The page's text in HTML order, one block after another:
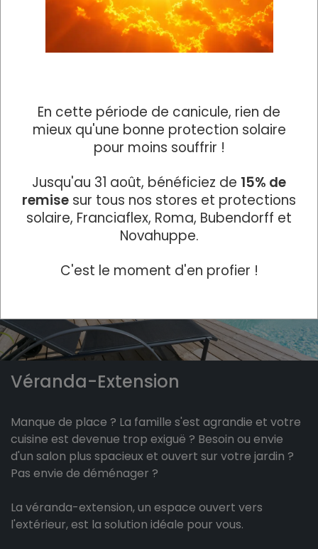
Véranda-Extension
Manque de place ? La famille s'est agrandie et votre
cuisine est devenue trop exiguë ? Besoin ou envie
d'un salon plus spacieux et ouvert sur votre jardin ?
Pas envie de déménager ?
La véranda-extension, un espace ouvert vers
l'extérieur, est la solution idéale pour vous.
En cette période de canicule, rien de
mieux qu'une bonne protection solaire
pour moins souffrir !
Jusqu'au 31 août, bénéficiez de 15% de
remise sur tous nos stores et protections
solaire, Franciaflex, Roma, Bubendorff et
Novahuppe.
C'est le moment d'en profier !